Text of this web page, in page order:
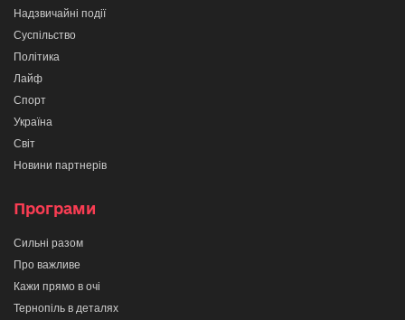
Надзвичайні події
Суспільство
Політика
Лайф
Спорт
Україна
Світ
Новини партнерів
Програми
Сильні разом
Про важливе
Кажи прямо в очі
Тернопіль в деталях